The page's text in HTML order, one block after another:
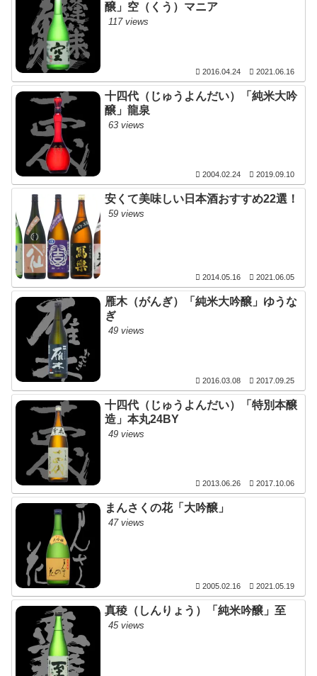
醸」空（くう）マニア
117 views
2016.04.24 2021.06.16
十四代（じゅうよんだい）「純米大吟
醸」龍泉
63 views
2004.02.24 2019.09.10
安くて美味しい日本酒おすすめ22選！
59 views
2014.05.16 2021.06.05
雁木（がんぎ）「純米大吟醸」ゆうな
ぎ
49 views
2016.03.08 2017.09.25
十四代（じゅうよんだい）「特別本醸
造」本丸24BY
49 views
2013.06.26 2017.10.06
まんさくの花「大吟醸」
47 views
2005.02.16 2021.05.19
真稜（しんりょう）「純米吟醸」至
45 views